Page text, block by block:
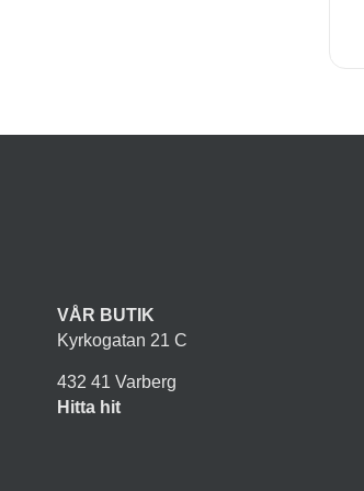
VÅR BUTIK
Kyrkogatan 21 C
432 41 Varberg
Hitta hit